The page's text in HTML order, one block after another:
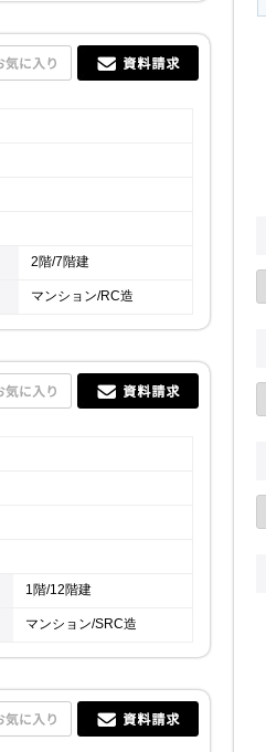
2階/7階建
マンション/RC造
1階/12階建
マンション/SRC造